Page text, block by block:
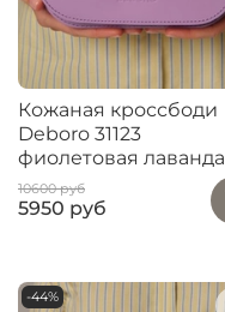
Кожаная кроссбоди
Deboro 31123
фиолетовая лаванда
10600 руб
5950 руб
-44%